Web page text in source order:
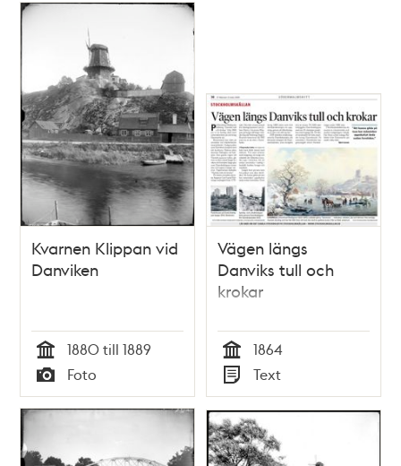
Kvarnen Klippan vid
Danviken
Tid
1880 till 1889
Typ
Foto
Vägen längs
Danviks tull och
krokar
Tid
1864
Typ
Text